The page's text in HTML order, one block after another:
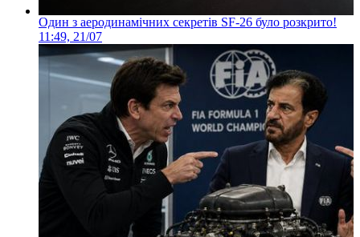
Один з аеродинамічних секретів SF-26 було розкрито!
11:49, 21/07